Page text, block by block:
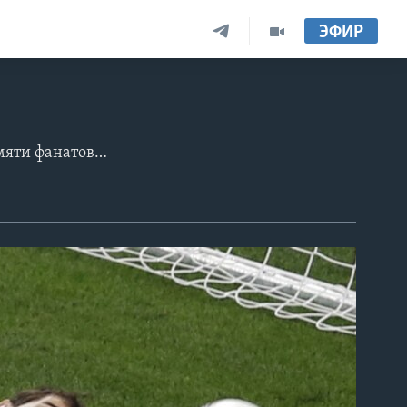
ЭФИР
Фото AP и Reuters, текст Сергей Москалев Пройдет и этот чемпионат. Но в памяти фанатов футбола останутся минуты матчей роковые (у каждого свои), блестяще забитые и глупо пропущенные мячи, шквалы атак, ревущие трибуны, а на лицах, в глазах – слезы радости и слезы разочарования. Это футбол! «Некоторые считают, что футбол – это дело жизни и смерти. Они ошибаются: футбол гораздо важнее». Билл Шенкли, футбольный тренер.